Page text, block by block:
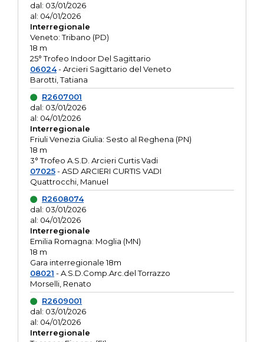
dal: 03/01/2026
al: 04/01/2026
Interregionale
Veneto: Tribano (PD)
18 m
25° Trofeo Indoor Del Sagittario
06024- Arcieri Sagittario del Veneto
Barotti, Tatiana
R2607001
dal: 03/01/2026
al: 04/01/2026
Interregionale
Friuli Venezia Giulia: Sesto al Reghena (PN)
18 m
3° Trofeo A.S.D. Arcieri Curtis Vadi
07025- ASD ARCIERI CURTIS VADI
Quattrocchi, Manuel
R2608074
dal: 03/01/2026
al: 04/01/2026
Interregionale
Emilia Romagna: Moglia (MN)
18 m
Gara interregionale 18m
08021 - A.S.D.Comp.Arc.del Torrazzo
Morselli, Renato
R2609001
dal: 03/01/2026
al: 04/01/2026
Interregionale